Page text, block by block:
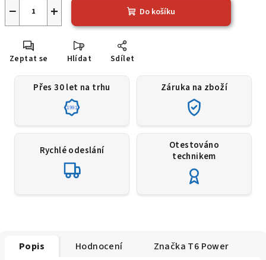
+
− Do košíku
Zeptat se Hlídat Sdílet
Přes 30 let na trhu
1991
Záruka na zboží
Rychlé odeslání
Otestováno
technikem
Popis Hodnocení Značka T6 Power